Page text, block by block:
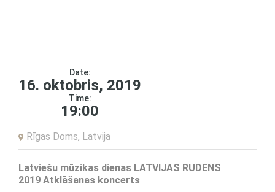
Date:
16. oktobris, 2019
Time:
19:00
Rīgas Doms, Latvija
Latviešu mūzikas dienas LATVIJAS RUDENS
2019 Atklāšanas koncerts